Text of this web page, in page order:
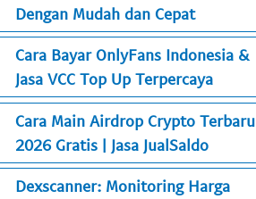
Dengan Mudah dan Cepat
Cara Bayar OnlyFans Indonesia &
Jasa VCC Top Up Terpercaya
Cara Main Airdrop Crypto Terbaru
2026 Gratis | Jasa JualSaldo
Dexscanner: Monitoring Harga